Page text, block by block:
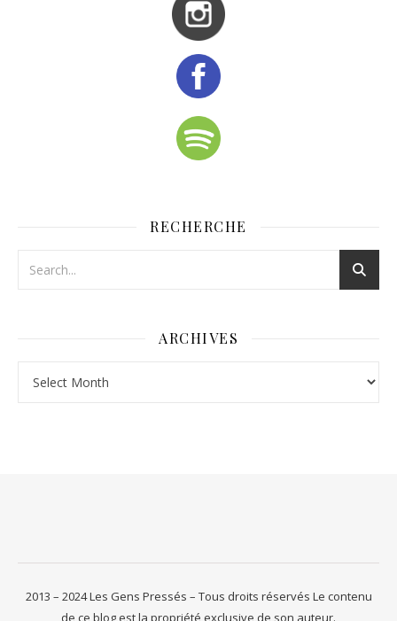
RECHERCHE
ARCHIVES
2013 – 2024 Les Gens Pressés – Tous droits réservés Le contenu
de ce blog est la propriété exclusive de son auteur.